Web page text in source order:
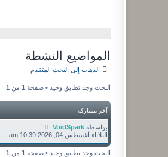
المواضيع النشطة
الذهاب إلى البحث المتقدم
البحث وجد تطابق وحيد • صفحة 1 من 1
آخر مشاركة
بواسطة VoidSpark
الثلاثاء أغسطس 04, 2026 10:39 am
البحث وجد تطابق وحيد • صفحة 1 من 1